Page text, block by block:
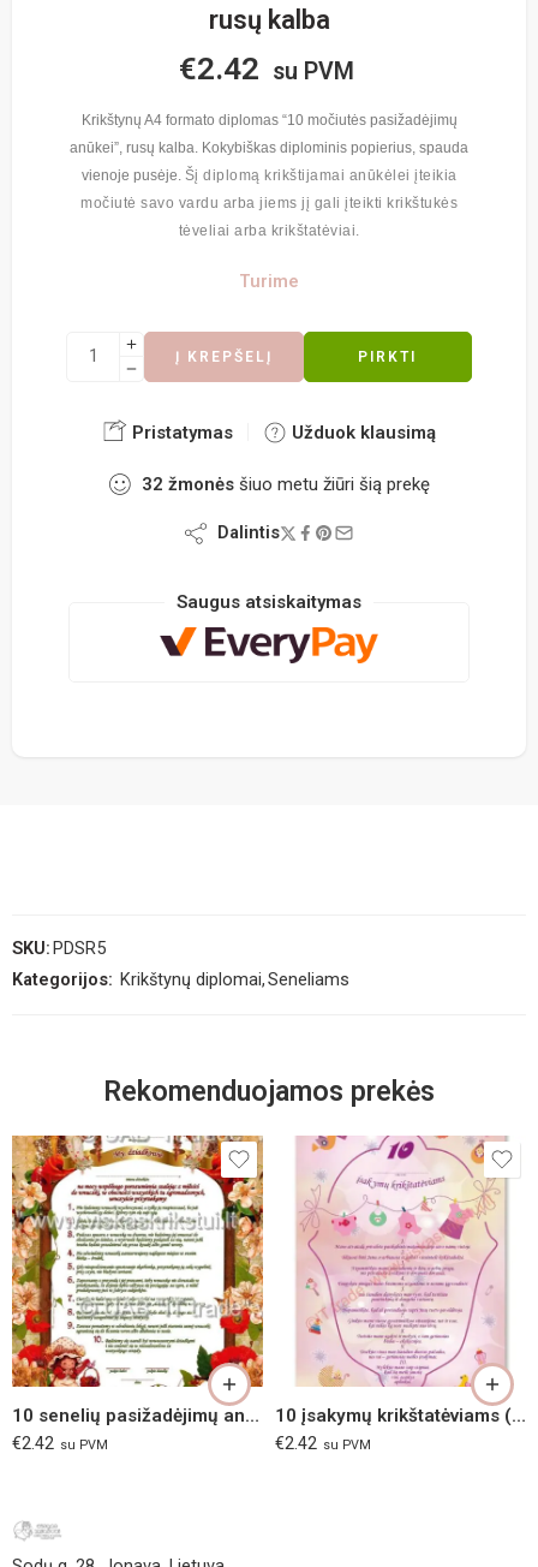
rusų kalba
€2.42 su PVM
Krikštynų A4 formato diplomas “10 močiutės pasižadėjimų
anūkei”, rusų kalba. Kokybiškas diplominis popierius, spauda
vienoje pusėje. Šį diplomą krikštijamai anūkėlei įteikia
močiutė savo vardu arba jiems jį gali įteikti krikštukės
tėveliai arba krikštatėviai.
Turime
Į KREPŠELĮ PIRKTI
Pristatymas Užduok klausimą
32 žmonės šiuo metu žiūri šią prekę
Dalintis
Saugus atsiskaitymas
SKU: PDSR5
Kategorijos: Krikštynų diplomai,Seneliams
Rekomenduojamos prekės
10 senelių pasižadėjimų anūkei, lenkų kalba
€2.42 su PVM
10 įsakymų krikštatėviams (alyvinis)
€2.42 su PVM